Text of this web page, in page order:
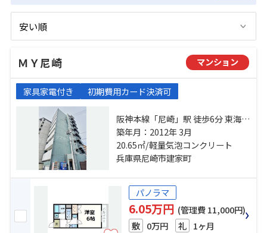
ＭＹ尼崎 マンション
家具家電付き 初期費用カード決済可
阪神本線「尼崎」駅 徒歩6分 東海道
本線「尼崎」駅 徒歩37分 阪神本線
「出屋敷」駅 徒歩7分
築年月：2012年 3月
20.65㎡/軽量気泡コンクリート
兵庫県尼崎市建家町
パノラマ
6.05万円 (管理費 11,000円)
敷 0万円 礼 1ヶ月